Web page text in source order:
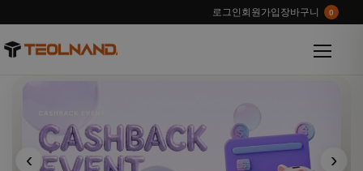
로그인 회원가입 장바구니 0
‹ ›